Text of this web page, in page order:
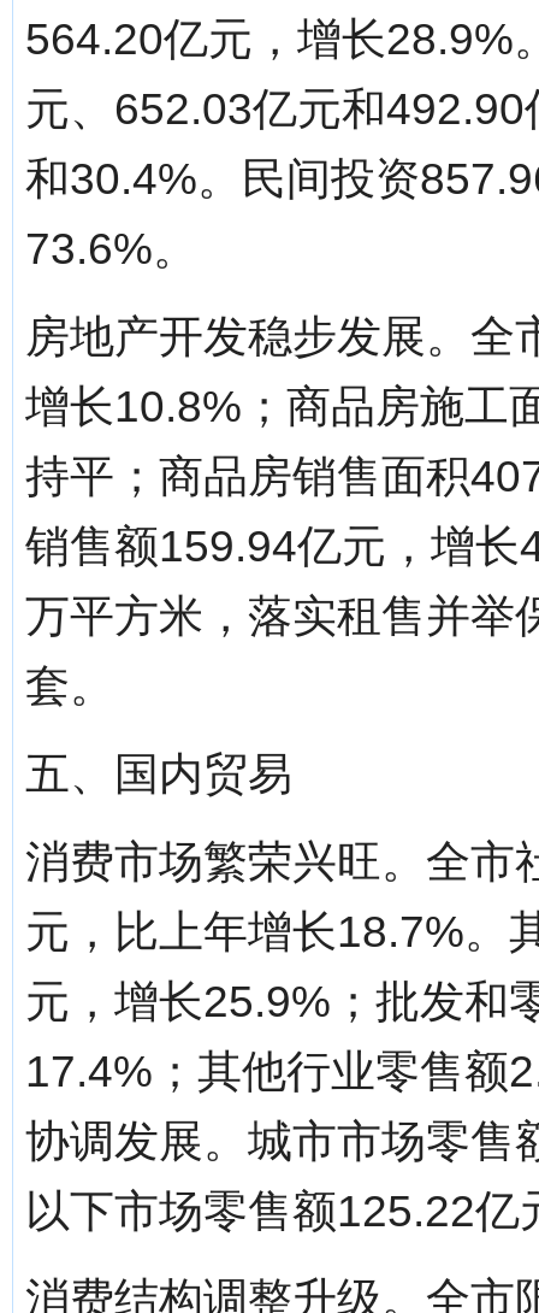
564.20亿元，增长28.9%
元、652.03亿元和
和30.4%。民间投资
73.6%。
房地产开发稳步发展。
增长10.8%；商品房施工
持平；商品房销售面积
销售额159.94亿元，增
万平方米，落实租售并举
套。
五、国内贸易
消费市场繁荣兴旺。全市
元，比上年增长18.7%。
元，增长25.9%；批发和
17.4%；其他行业零售额
协调发展。城市市场零售
以下市场零售额125.22亿
消费结构调整升级。全市